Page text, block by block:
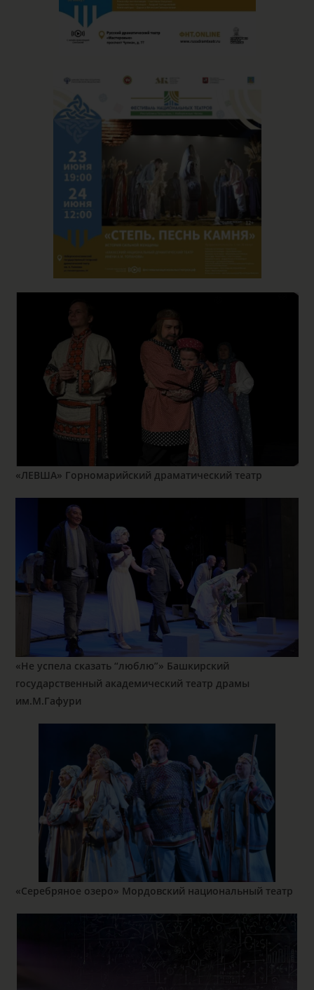
«ЛЕВША» Горномарийский драматический театр
«Не успела сказать “люблю”» Башкирский
государственный академический театр драмы
им.М.Гафури
«Серебряное озеро» Мордовский национальный театр